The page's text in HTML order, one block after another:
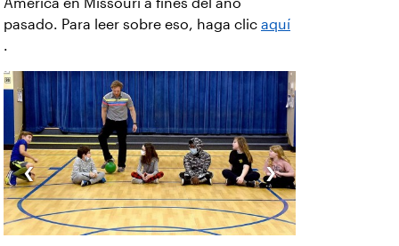
America en Missouri a fines del año
pasado. Para leer sobre eso, haga clic aquí
.
‹ ›